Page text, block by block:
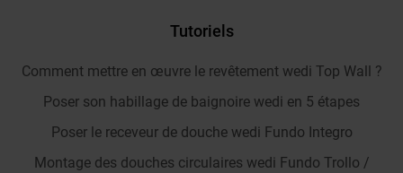
Tutoriels
Comment mettre en œuvre le revêtement wedi Top Wall ?
Poser son habillage de baignoire wedi en 5 étapes
Poser le receveur de douche wedi Fundo Integro
Montage des douches circulaires wedi Fundo Trollo /